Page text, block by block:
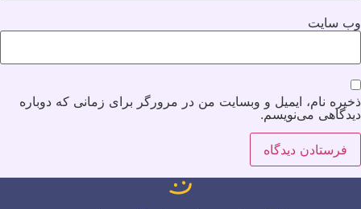
وب‌ سایت
ذخیره نام، ایمیل و وبسایت من در مرورگر برای زمانی که دوباره
دیدگاهی می‌نویسم.